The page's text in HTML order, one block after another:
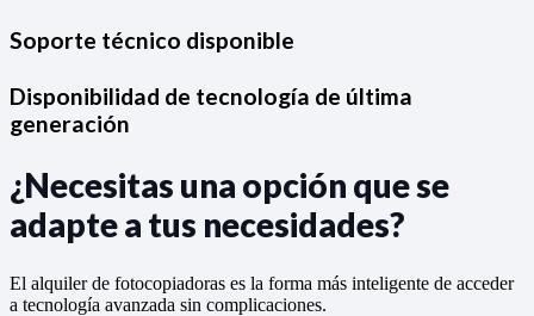
Soporte técnico disponible
Disponibilidad de tecnología de última
generación
¿Necesitas una opción que se
adapte a tus necesidades?
El alquiler de fotocopiadoras es la forma más inteligente de acceder
a tecnología avanzada sin complicaciones.